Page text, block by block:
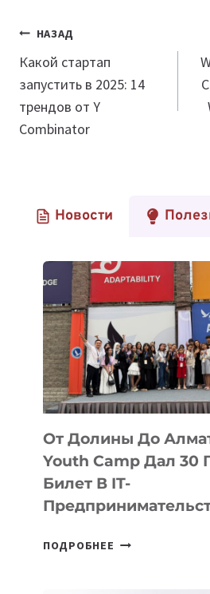
Навигация
по
записям
НАЗАД
Какой стартап
запустить в 2025: 14
трендов от Y
Combinator
Новости
От Долины До
Youth Camp Дал 30
Билет В IT-
ПОДРОБНЕЕ ОТ